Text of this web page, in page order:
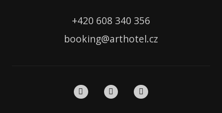
+420 608 340 356
booking@arthotel.cz